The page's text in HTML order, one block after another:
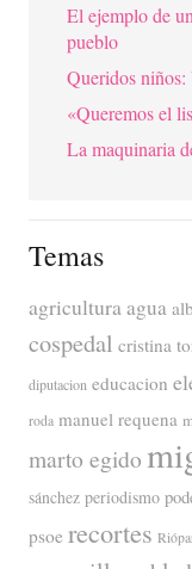
El ejemplo de
pueblo
Queridos niños:
«Queremos el
La maquinaria
Temas
agriculturaagua
cospedal cristina
diputacion educacion
roda manuel requena
marto egido
sánchez periodismo
psoe recortes